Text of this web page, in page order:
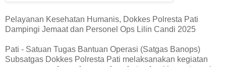
Pelayanan Kesehatan Humanis, Dokkes Polresta Pati
Dampingi Jemaat dan Personel Ops Lilin Candi 2025
Pati - Satuan Tugas Bantuan Operasi (Satgas Banops)
Subsatgas Dokkes Polresta Pati melaksanakan kegiatan